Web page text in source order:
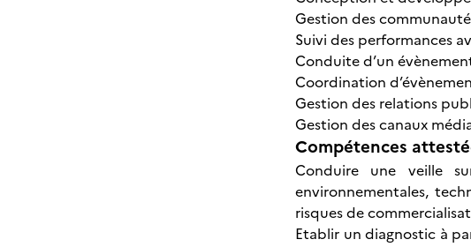
Gestion des
Suivi des performances
Conduite d’un
Coordination
Gestion des relations
Gestion des canaux
Compétences
Conduire une veille
environnementales,
risques de
Etablir un diagnostic à